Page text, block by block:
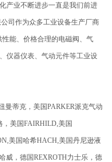
产业不断进步一直是我们前进
司作为众多工业设备生产厂商
能、价格合理的电磁阀、气
仪器仪表、气动元件等工业设
曼蒂克，美国PARKER派克气动
，美国FAIRHILD,美国
美国哈希HACH,美国丹尼逊液
威，德国REXROTH力士乐，德